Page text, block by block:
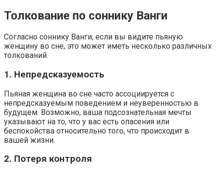
Толкование по соннику Ванги
Согласно соннику Ванги, если вы видите пьяную
женщину во сне, это может иметь несколько различных
толкований.
1. Непредсказуемость
Пьяная женщина во сне часто ассоциируется с
непредсказуемым поведением и неуверенностью в
будущем. Возможно, ваша подсознательная мечты
указывают на то, что у вас есть опасения или
беспокойства относительно того, что происходит в
вашей жизни.
2. Потеря контроля